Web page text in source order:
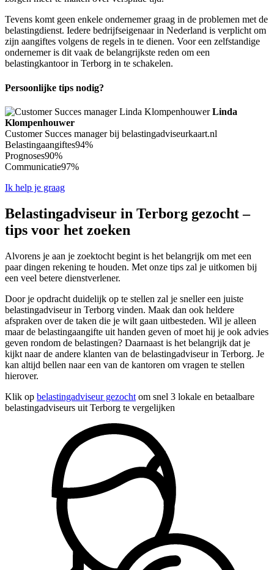
Tevens komt geen enkele ondernemer graag in de problemen met de
belastingdienst. Iedere bedrijfseigenaar in Nederland is verplicht om
zijn aangiftes volgens de regels in te dienen. Voor een zelfstandige
ondernemer is dit vaak de belangrijkste reden om een
belastingkantoor in Terborg in te schakelen.
Persoonlijke tips nodig?
Linda
Klompenhouwer
Customer Succes manager bij belastingadviseurkaart.nl
Belastingaangiftes94%
Prognoses90%
Communicatie97%
Ik help je graag
Belastingadviseur in Terborg gezocht –
tips voor het zoeken
Alvorens je aan je zoektocht begint is het belangrijk om met een
paar dingen rekening te houden. Met onze tips zal je uitkomen bij
een veel betere dienstverlener.
Door je opdracht duidelijk op te stellen zal je sneller een juiste
belastingadviseur in Terborg vinden. Maak dan ook heldere
afspraken over de taken die je wilt gaan uitbesteden. Wil je alleen
maar de belastingaangifte uit handen geven of moet hij je ook advies
geven rondom de belastingen? Daarnaast is het belangrijk dat je
kijkt naar de andere klanten van de belastingadviseur in Terborg. Je
kan altijd bellen naar een van de kantoren om vragen te stellen
hierover.
Klik op belastingadviseur gezocht om snel 3 lokale en betaalbare
belastingadviseurs uit Terborg te vergelijken